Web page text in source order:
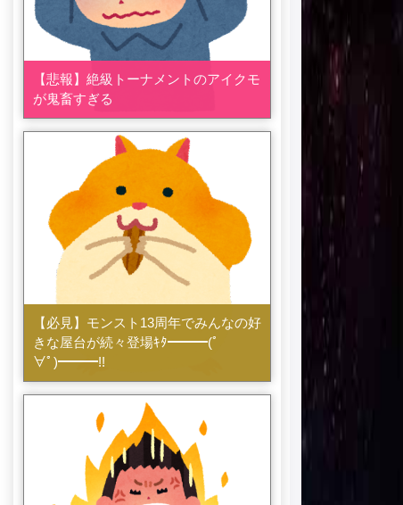
【悲報】絶級トーナメントのアイクモ
が鬼畜すぎる
【必見】モンスト13周年でみんなの好
きな屋台が続々登場ｷﾀ━━━(ﾟ
∀ﾟ)━━━!!